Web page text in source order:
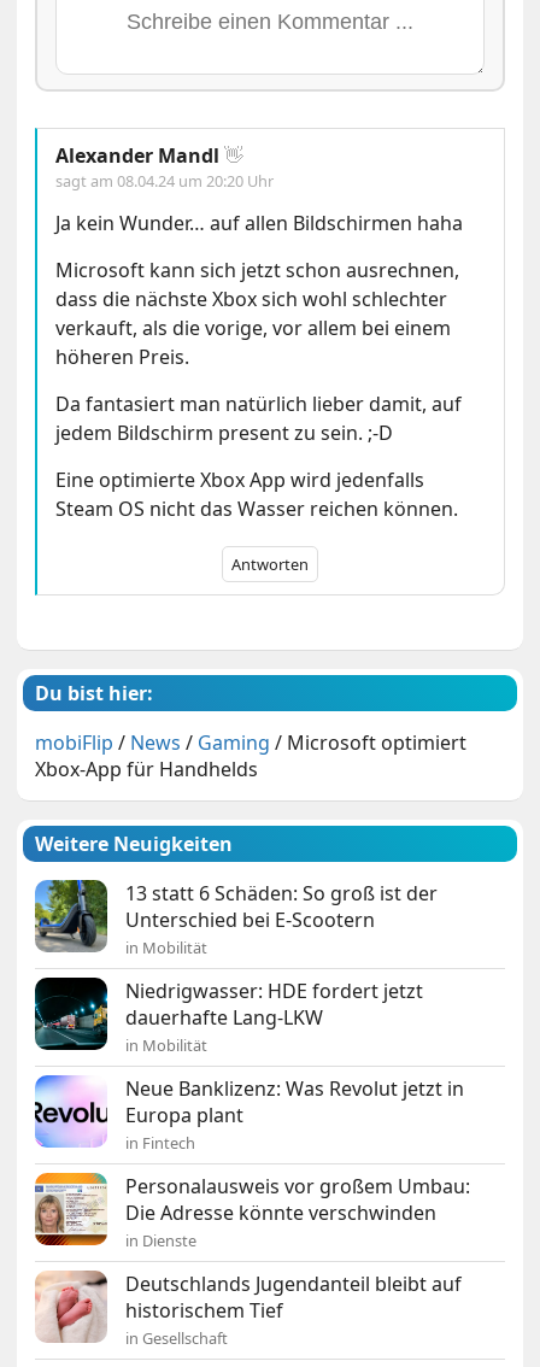
Alexander Mandl 👋
sagt am08.04.24 um 20:20 Uhr
Ja kein Wunder… auf allen Bildschirmen haha
Microsoft kann sich jetzt schon ausrechnen,
dass die nächste Xbox sich wohl schlechter
verkauft, als die vorige, vor allem bei einem
höheren Preis.
Da fantasiert man natürlich lieber damit, auf
jedem Bildschirm present zu sein. ;-D
Eine optimierte Xbox App wird jedenfalls
Steam OS nicht das Wasser reichen können.
Antworten
Du bist hier:
mobiFlip / News / Gaming / Microsoft optimiert
Xbox-App für Handhelds
Weitere Neuigkeiten
13 statt 6 Schäden: So groß ist der
Unterschied bei E-Scootern
in Mobilität
Niedrigwasser: HDE fordert jetzt
dauerhafte Lang-LKW
in Mobilität
Neue Banklizenz: Was Revolut jetzt in
Europa plant
in Fintech
Personalausweis vor großem Umbau:
Die Adresse könnte verschwinden
in Dienste
Deutschlands Jugendanteil bleibt auf
historischem Tief
in Gesellschaft